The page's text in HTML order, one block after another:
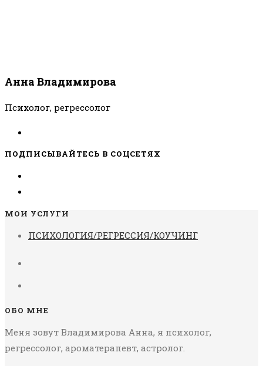
Анна Владимирова
Психолог, регрессолог
ПОДПИСЫВАЙТЕСЬ В СОЦСЕТЯХ
МОИ УСЛУГИ
ПСИХОЛОГИЯ/РЕГРЕССИЯ/КОУЧИНГ
ОБО МНЕ
Меня зовут Владимирова Анна, я психолог,
регрессолог, ароматерапевт, астролог.